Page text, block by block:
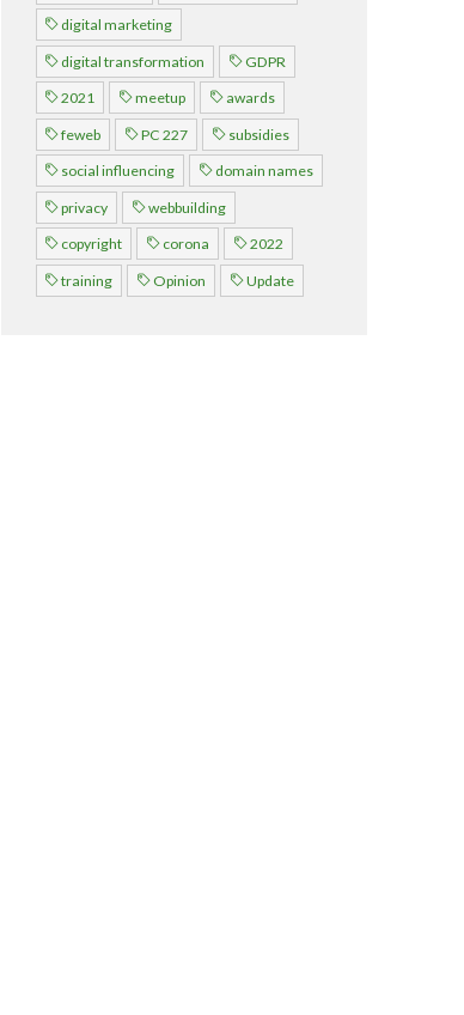
digital marketing
digital transformation GDPR
2021 meetup awards
feweb PC 227 subsidies
social influencing domain names
privacy webbuilding
copyright corona 2022
training Opinion Update
Lid worden